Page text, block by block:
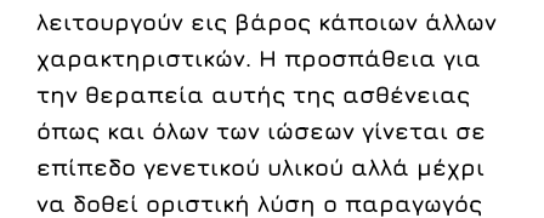
λειτουργούν εις βάρος κάποιων άλλων
χαρακτηριστικών. Η προσπάθεια για
την θεραπεία αυτής της ασθένειας
όπως και όλων των ιώσεων γίνεται σε
επίπεδο γενετικού υλικού αλλά μέχρι
να δοθεί οριστική λύση ο παραγωγός